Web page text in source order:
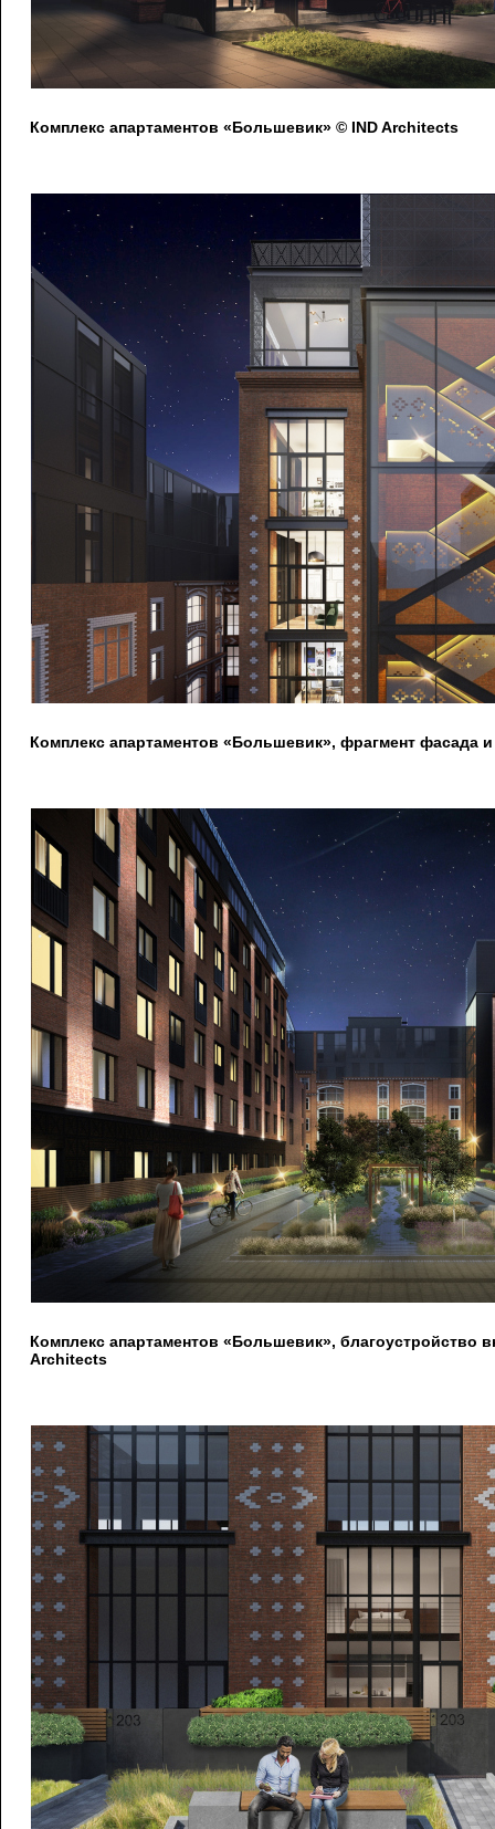
Комплекс апартаментов «Большевик» © IND Architects
Комплекс апартаментов «Большевик», фрагмент фасада
Комплекс апартаментов «Большевик», благоустройство
Architects